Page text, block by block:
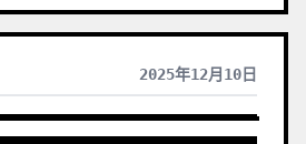
2025年12月10日